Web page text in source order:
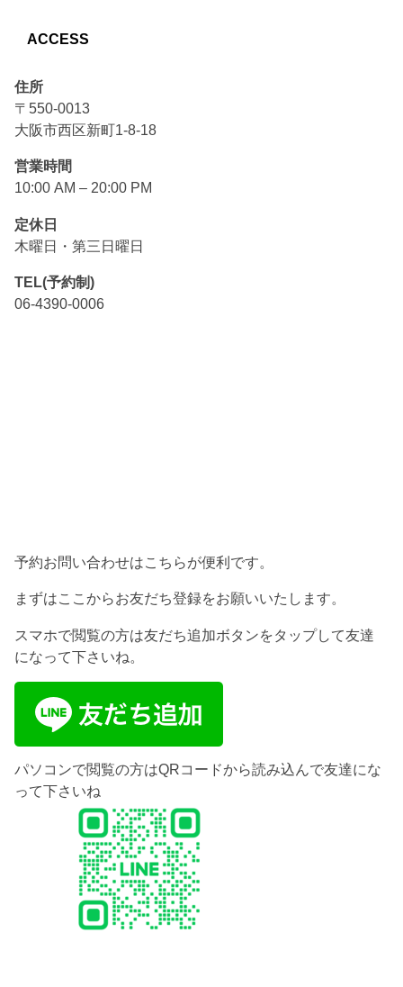
ACCESS
住所
〒550-0013
大阪市西区新町1-8-18
営業時間
10:00 AM – 20:00 PM
定休日
木曜日・第三日曜日
TEL(予約制)
06-4390-0006
予約お問い合わせはこちらが便利です。
まずはここからお友だち登録をお願いいたします。
スマホで閲覧の方は友だち追加ボタンをタップして友達
になって下さいね。
パソコンで閲覧の方はQRコードから読み込んで友達にな
って下さいね